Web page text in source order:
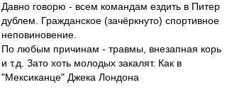
Давно говорю - всем командам ездить в Питер
дублем. Гражданское (зачёркнуто) спортивное
неповиновение.
По любым причинам - травмы, внезапная корь
и т.д. Зато хоть молодых закалят. Как в
"Мексиканце" Джека Лондона